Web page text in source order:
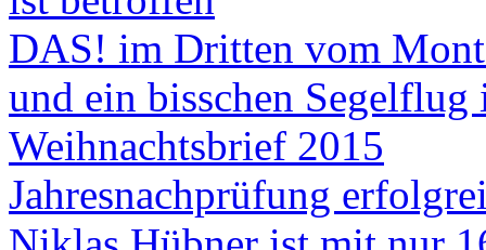
DAS! im Dritten vom
und ein bisschen Segelflug
Weihnachtsbrief 2015
Jahresnachprüfung